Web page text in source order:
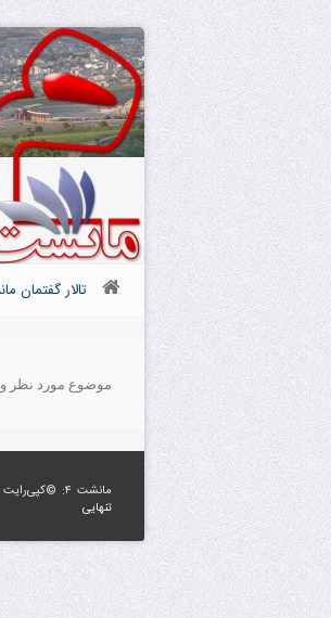
تالار گفتمان
موضوع مورد نظر
مانشت ۴: ©کپی‌رایت سال ۱۳۹۵. همه حقوق برای
تنهایی